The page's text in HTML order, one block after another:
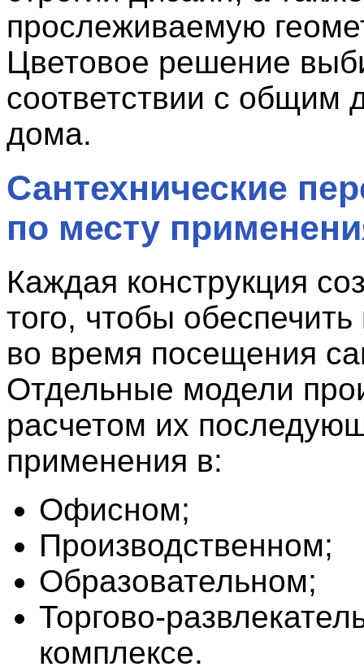
прослеживаемую
Цветовое решение
соответствии с общим
дома.
Сантехнические
по месту
Каждая конструкция
того, чтобы обеспечить
во время посещения
Отдельные модели
расчетом их
применения в:
Офисном;
Производственном;
Образовательном;
Торгово-
комплексе.